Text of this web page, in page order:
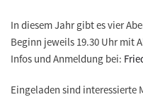
In diesem Jahr gibt es vier
Beginn jeweils 19.30 Uhr mit
Infos und Anmeldung bei:
Eingeladen sind interessierte